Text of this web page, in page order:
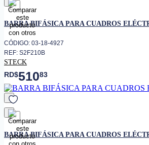
favorito
BARRA BIFÁSICA PARA CUADROS
CÓDIGO: 03-18-4927
REF: S2F210B
STECK
RD$51083
favorito
BARRA BIFÁSICA PARA CUADROS